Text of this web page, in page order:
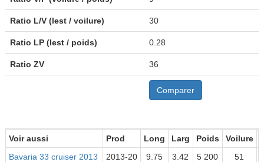
Ratio L/V (lest / voilure) 30
Ratio LP (lest / poids) 0.28
Ratio ZV 36
Comparer
Voir aussi Prod Long Larg Poids Voilure
Bavaria 33 cruiser 2013
2013-20 9.75 3.42 5 200
51